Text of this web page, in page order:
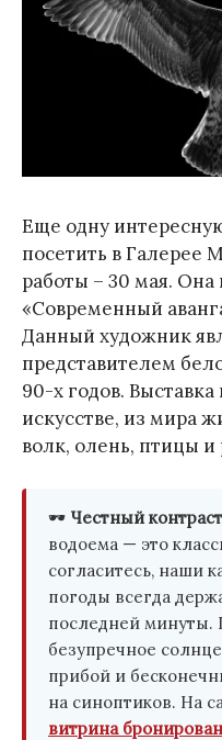
Еще одну
посетить в Галерее
работы – 30 мая. Она
«Современный
Данный художник
представителем
90-х годов.
искусстве, из мира
волк, олень, птицы
🕶️ Честный
водоема — это
согласитесь, наши
погоды всегда
последней минуты.
безупречное
прибой и
на синоптиков. На
витрина